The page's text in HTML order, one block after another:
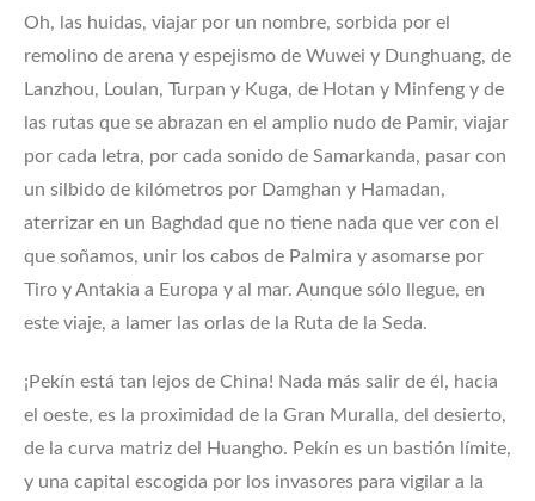
Oh, las huidas, viajar por un nombre, sorbida por el
remolino de arena y espejismo de Wuwei y Dunghuang, de
Lanzhou, Loulan, Turpan y Kuga, de Hotan y Minfeng y de
las rutas que se abrazan en el amplio nudo de Pamir, viajar
por cada letra, por cada sonido de Samarkanda, pasar con
un silbido de kilómetros por Damghan y Hamadan,
aterrizar en un Baghdad que no tiene nada que ver con el
que soñamos, unir los cabos de Palmira y asomarse por
Tiro y Antakia a Europa y al mar. Aunque sólo llegue, en
este viaje, a lamer las orlas de la Ruta de la Seda.
¡Pekín está tan lejos de China! Nada más salir de él, hacia
el oeste, es la proximidad de la Gran Muralla, del desierto,
de la curva matriz del Huangho. Pekín es un bastión límite,
y una capital escogida por los invasores para vigilar a la